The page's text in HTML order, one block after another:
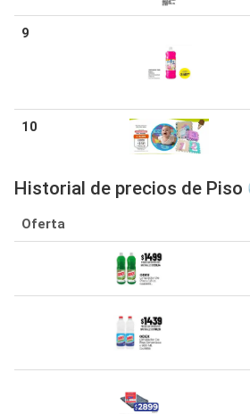
9
10
Historial de precios de Piso
Oferta